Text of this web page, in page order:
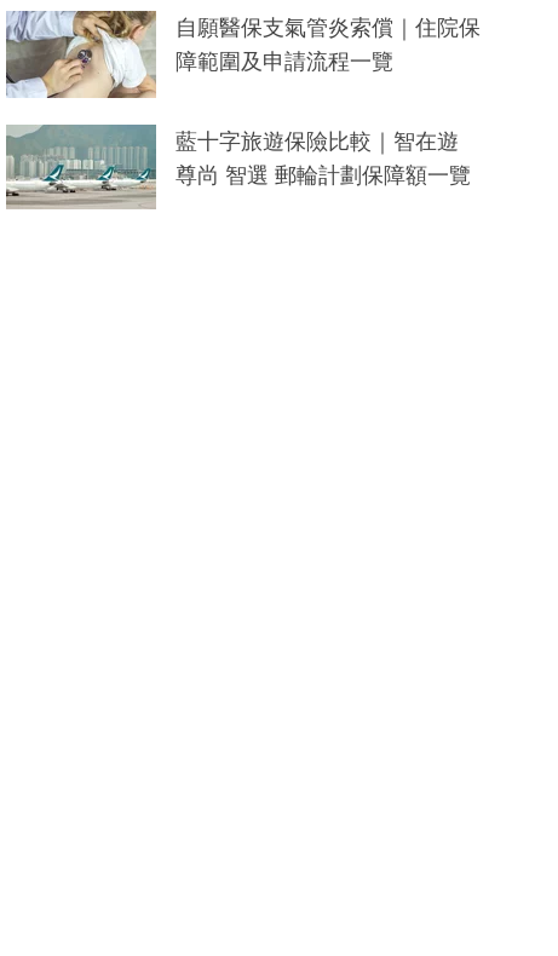
自願醫保支氣管炎索償｜住院保
障範圍及申請流程一覽
藍十字旅遊保險比較｜智在遊
尊尚 智選 郵輪計劃保障額一覽